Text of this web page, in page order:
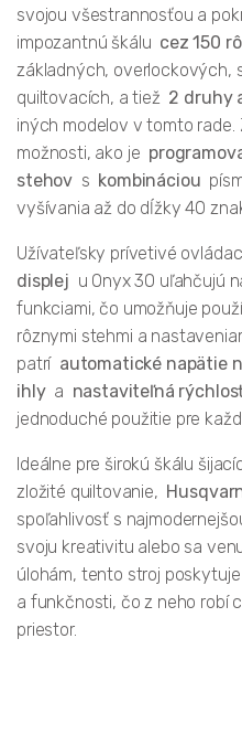
svojou všestrannosťou a
impozantnú škálu cez 150
základných, overlockových,
quiltovacích, a tiež 2 druhy
iných modelov v tomto
možnosti, ako je
stehov s kombináciou
vyšívania až do dĺžky 40
Užívateľsky prívetivé
displej u Onyx 30 uľahčujú
funkciami, čo umožňuje
rôznymi stehmi a
patrí automatické napätie
ihlya nastaviteľná
jednoduché použitie pre
Ideálne pre širokú škálu
zložité quiltovanie,
spoľahlivosť s
svoju kreativitu alebo sa
úlohám, tento stroj
a funkčnosti, čo z neho robí
priestor.